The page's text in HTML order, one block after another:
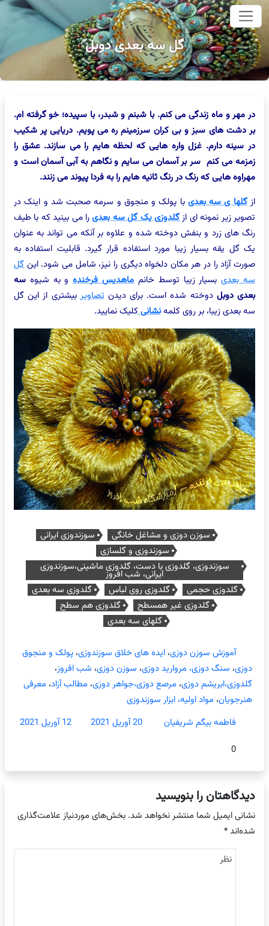
اصلی
گل سه بعدی دوبل
در مهر و ماه زندگی می کنم. با شبنم و شبدر، با سپیده؛ خو گرفته ام.
بر دشت های سبز و بی کران سرزمینم ره می پویم. دریایی پر شکیب
در سینه دارم. غزل واره هایی که لحظه هایم را می سازند. عشق را
زمزمه می کنم سر بر آسمان می سایم و نگاهم به آبی آسمان است و
مهراوه هایی که رنگ در رنگ ثانیه هایم را به فردا پیوند می زنند.
ازگلها ی سه بعدی با پولک و منجوق و سرمه صحبت شد و اینک در
تصویر زیر نمونه ای ازگلدوزی یک گل سه بعدیرا می بینید که با طیف
رنگ های زرد و بنفش دوخته شده و علاوه بر آنکه می تواند به عنوان
یک گل یقه بسیار زیبا مورد استفاده قرار گیرد. قابلیت استفاده به
صورت آزاد را در هر مکان دلخواه دیگری را نیز، شامل می شود. این گل
سه بعدیبسیار زیبا توسط خانم ماهدیس فرخندهو به شیوه سه
بعدی دوبل دوخته شده است. برای دیدن تصاویربیشتری از این گل
سه بعدی زیبا، بر روی کلمهنشانیکلیک نمایید.
سوزن دوزی و مشاغل خانگی
سوزندوزی ایرانی
سوزندوزی و گلسازی
سوزندوزی، گلدوزی با دست، گلدوزی ماشینی،سوزندوزی
ایرانی، شب افروز
گلدوزی حجمی
گلدوزی روی لباس
گلدوزی سه بعدی
گلدوزی غیر همسطح
گلدوزی هم سطح
گلهای سه بعدی
آموزش سوزن دوزی،ایده های خلاق سوزندوزی،پولک و منجوق
دوزی، سنگ دوزی، مروارید دوزی، سوزن دوزی، شب افروز،
گلدوزی،ابریشم دوزی،مرصع دوزی،جواهر دوزی،مطالب آزاد،معرفی
هنرجویان،مواد اولیه، ابزار سوزندوزی
فاطمه بیگم شریفیان
20 آوریل 2021
12 آوریل 2021
0
دیدگاهتان را بنویسید
نشانی ایمیل شما منتشر نخواهد شد. بخش‌های موردنیاز علامت‌گذاری
شده‌اند*